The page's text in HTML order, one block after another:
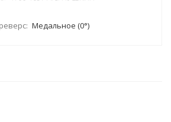
Медальное (0°)